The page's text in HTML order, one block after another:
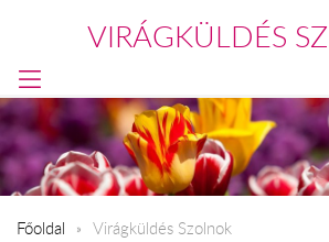
VIRÁGKÜLDÉS
Főoldal Virágküldés Szolnok